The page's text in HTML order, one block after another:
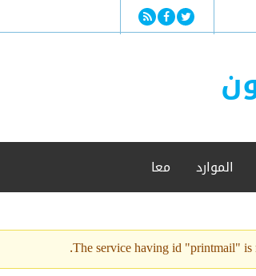
Jump to navigation
الموارد معا
The service having id "printmail" is